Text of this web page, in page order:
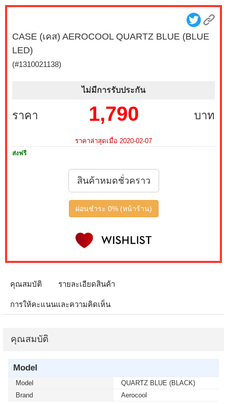
CASE (เคส) AEROCOOL QUARTZ BLUE (BLUE
LED)
(#1310021138)
ไม่มีการรับประกัน
ราคา บาท
1,790
ราคาล่าสุดเมื่อ 2020-02-07
ส่งฟรี
สินค้าหมดชั่วคราว
ผ่อนชำระ 0% (หน้าร้าน)
คุณสมบัติ รายละเอียดสินค้า
การให้คะแนนและความคิดเห็น
คุณสมบัติ
Model
Model
QUARTZ BLUE (BLACK)
Brand
Aerocool